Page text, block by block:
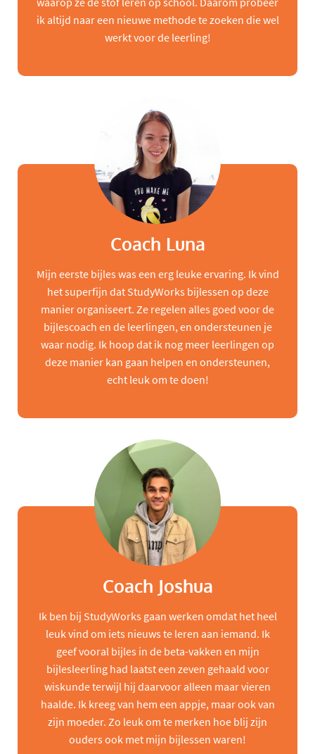
ik altijd naar een nieuwe methode te zoeken die wel
werkt voor de leerling!
Coach Luna
Mijn eerste bijles was een erg leuke ervaring. Ik vind
het superfijn dat StudyWorks bijlessen op deze
manier organiseert. Ze regelen alles goed voor de
bijlescoach en de leerlingen, en ondersteunen je
waar nodig. Ik hoop dat ik nog meer leerlingen op
deze manier kan gaan helpen en ondersteunen,
echt leuk om te doen!
Coach Joshua
Ik ben bij StudyWorks gaan werken omdat het heel
leuk vind om iets nieuws te leren aan iemand. Ik
geef vooral bijles in de beta-vakken en mijn
bijlesleerling had laatst een zeven gehaald voor
wiskunde terwijl hij daarvoor alleen maar vieren
haalde. Ik kreeg van hem een appje, maar ook van
zijn moeder. Zo leuk om te merken hoe blij zijn
ouders ook met mijn bijlessen waren!